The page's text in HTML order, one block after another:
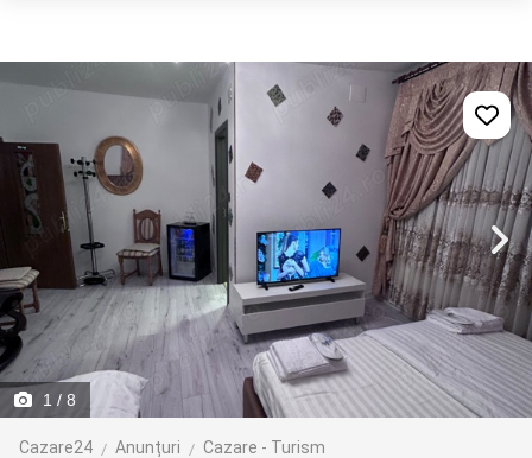
1 / 8
Cazare24 Anunțuri Cazare - Turism